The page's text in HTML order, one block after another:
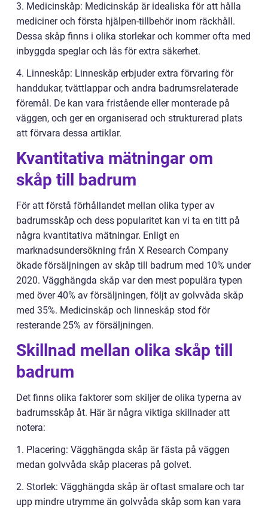
3. Medicinskåp: Medicinskåp är idealiska för att hålla
mediciner och första hjälpen-tillbehör inom räckhåll.
Dessa skåp finns i olika storlekar och kommer ofta med
inbyggda speglar och lås för extra säkerhet.
4. Linneskåp: Linneskåp erbjuder extra förvaring för
handdukar, tvättlappar och andra badrumsrelaterade
föremål. De kan vara fristående eller monterade på
väggen, och ger en organiserad och strukturerad plats
att förvara dessa artiklar.
Kvantitativa mätningar om
skåp till badrum
För att förstå förhållandet mellan olika typer av
badrumsskåp och dess popularitet kan vi ta en titt på
några kvantitativa mätningar. Enligt en
marknadsundersökning från X Research Company
ökade försäljningen av skåp till badrum med 10% under
2020. Vägghängda skåp var den mest populära typen
med över 40% av försäljningen, följt av golvvåda skåp
med 35%. Medicinskåp och linneskåp stod för
resterande 25% av försäljningen.
Skillnad mellan olika skåp till
badrum
Det finns olika faktorer som skiljer de olika typerna av
badrumsskåp åt. Här är några viktiga skillnader att
notera:
1. Placering: Vägghängda skåp är fästa på väggen
medan golvvåda skåp placeras på golvet.
2. Storlek: Vägghängda skåp är oftast smalare och tar
upp mindre utrymme än golvvåda skåp som kan vara